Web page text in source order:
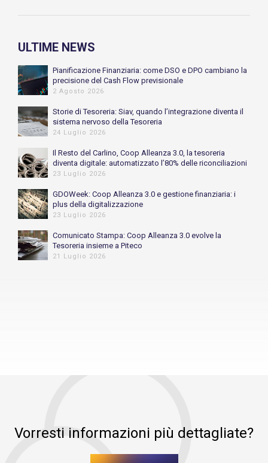
ULTIME NEWS
Pianificazione Finanziaria: come DSO e DPO cambiano la
precisione del Cash Flow previsionale
2 Agosto 2026
Storie di Tesoreria: Siav, quando l’integrazione diventa il
sistema nervoso della Tesoreria
24 Luglio 2026
Il Resto del Carlino, Coop Alleanza 3.0, la tesoreria
diventa digitale: automatizzato l’80% delle riconciliazioni
bancarie
23 Luglio 2026
GDOWeek: Coop Alleanza 3.0 e gestione finanziaria: i
plus della digitalizzazione
23 Luglio 2026
Comunicato Stampa: Coop Alleanza 3.0 evolve la
Tesoreria insieme a Piteco
21 Luglio 2026
Vorresti informazioni più dettagliate?